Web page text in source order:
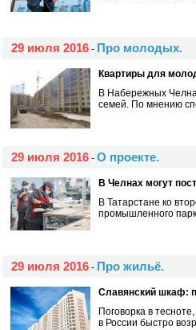
29 июля 2016 - Про молодых.
Квартиры для
В Набережных
семей. По мнению
29 июля 2016 - О проекте.
В Челнах могут
В Татарстане ко
промышленного
29 июля 2016 - Про жильё.
Славянский шкаф:
Поговорка в
в России быстро